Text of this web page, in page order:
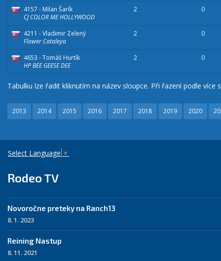
4157 - Milan Šarík
CJ COLOR ME HOLLYWOOD
2 0
4211 - Vladimir Zelený
Flower Cataleya
2 0
4653 - Tomáš Hurtík
HP BEE GEESE DEE
2 0
Tabulku lze řadit kliknutím na název sloupce. Při řazení podle více
2013 2014 2015 2016 2017 2018 2019 2020
Select Language ▼
Rodeo TV
Novoročne preteky na Ranch13
8. 1. 2023
Reining Nastup
8. 11. 2021